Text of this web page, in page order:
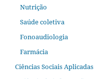
Nutrição
Saúde coletiva
Fonoaudiologia
Farmácia
Ciências Sociais Aplicadas